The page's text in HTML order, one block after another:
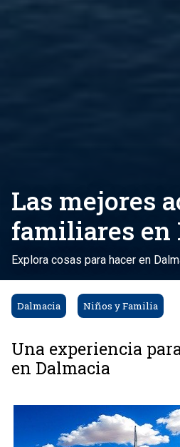
Las mejores
familiares en
Explora cosas para hacer en
Dalmacia Niños y Familia
Una experiencia
en Dalmacia